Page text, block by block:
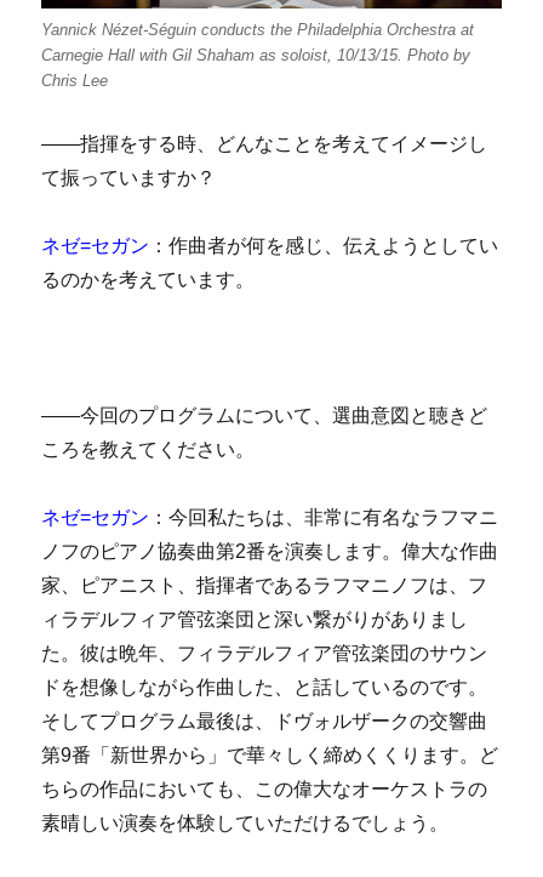
Yannick Nézet-Séguin conducts the Philadelphia Orchestra at
Carnegie Hall with Gil Shaham as soloist, 10/13/15. Photo by
Chris Lee
――指揮をする時、どんなことを考えてイメージし
て振っていますか？
ネゼ=セガン ：作曲者が何を感じ、伝えようとしてい
るのかを考えています。
――今回のプログラムについて、選曲意図と聴きど
ころを教えてください。
ネゼ=セガン ：今回私たちは、非常に有名なラフマニ
ノフのピアノ協奏曲第2番を演奏します。偉大な作曲
家、ピアニスト、指揮者であるラフマニノフは、フ
ィラデルフィア管弦楽団と深い繋がりがありまし
た。彼は晩年、フィラデルフィア管弦楽団のサウン
ドを想像しながら作曲した、と話しているのです。
そしてプログラム最後は、ドヴォルザークの交響曲
第9番「新世界から」で華々しく締めくくります。ど
ちらの作品においても、この偉大なオーケストラの
素晴しい演奏を体験していただけるでしょう。